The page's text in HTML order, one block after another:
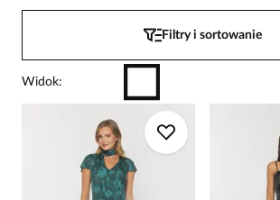
Filtry i sortowanie
Widok: